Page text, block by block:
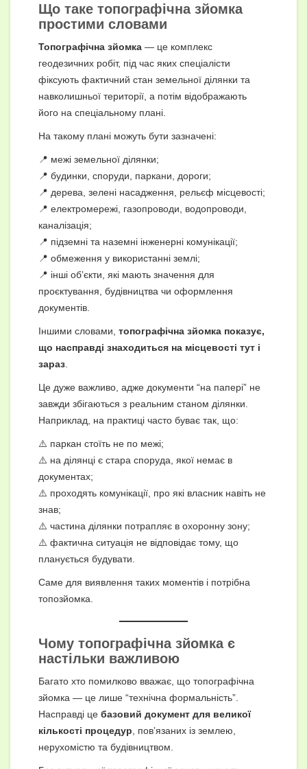
Що таке топографічна зйомка
простими словами
Топографічна зйомка — це комплекс
геодезичних робіт, під час яких спеціалісти
фіксують фактичний стан земельної ділянки та
навколишньої території, а потім відображають
його на спеціальному плані.
На такому плані можуть бути зазначені:
📍 межі земельної ділянки;
📍 будинки, споруди, паркани, дороги;
📍 дерева, зелені насадження, рельєф місцевості;
📍 електромережі, газопроводи, водопроводи,
каналізація;
📍 підземні та наземні інженерні комунікації;
📍 обмеження у використанні землі;
📍 інші об’єкти, які мають значення для
проєктування, будівництва чи оформлення
документів.
Іншими словами, топографічна зйомка показує,
що насправді знаходиться на місцевості тут і
зараз
Це дуже важливо, адже документи “на папері” не
завжди збігаються з реальним станом ділянки.
Наприклад, на практиці часто буває так, що:
⚠️ паркан стоїть не по межі;
⚠️ на ділянці є стара споруда, якої немає в
документах;
⚠️ проходять комунікації, про які власник навіть не
знав;
⚠️ частина ділянки потрапляє в охоронну зону;
⚠️ фактична ситуація не відповідає тому, що
планується будувати.
Саме для виявлення таких моментів і потрібна
топозйомка.
Чому топографічна зйомка є
настільки важливою
Багато хто помилково вважає, що топографічна
зйомка — це лише “технічна формальність”.
Насправді це базовий документ для великої
кількості процедур , пов’язаних із землею,
нерухомістю та будівництвом.